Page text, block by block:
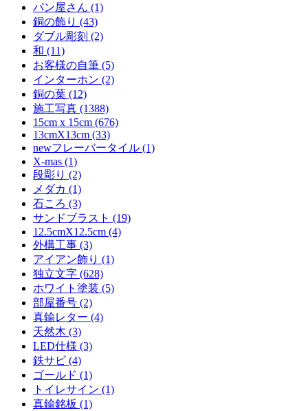
パン屋さん (1)
銅の飾り (43)
ダブル彫刻 (2)
和 (11)
お客様の自筆 (5)
インターホン (2)
銅の葉 (12)
施工写真 (1388)
15cm x 15cm (676)
13cmX13cm (33)
newフレーバータイル (1)
X-mas (1)
段彫り (2)
メダカ (1)
石ころ (3)
サンドブラスト (19)
12.5cmX12.5cm (4)
外構工事 (3)
アイアン飾り (1)
独立文字 (628)
ホワイト塗装 (5)
部屋番号 (2)
真鍮レター (4)
天然木 (3)
LED仕様 (3)
鉄サビ (4)
ゴールド (1)
トイレサイン (1)
真鍮銘板 (1)